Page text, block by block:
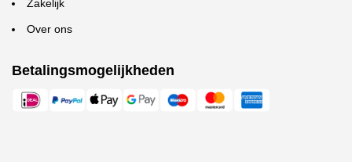
Zakelijk
Over ons
Betalingsmogelijkheden